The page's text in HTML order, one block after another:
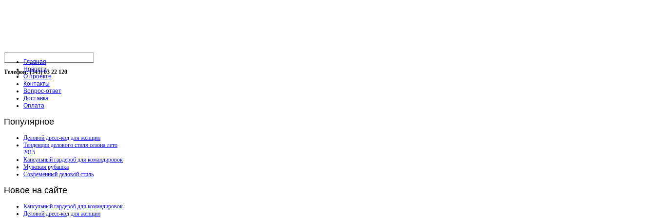
Телефон: (343) 03 22 120
Главная
Новости
О проекте
Контакты
Вопрос-ответ
Доставка
Оплата
Популярное
Деловой дресс-код для женщин
Тенденции делового стиля сезона лето
2015
Капсульный гардероб для командировок
Мужская рубашка
Современный деловой стиль
Новое на сайте
Капсульный гардероб для командировок
Деловой дресс-код для женщин